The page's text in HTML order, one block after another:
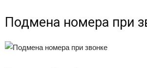
Подмена номера при